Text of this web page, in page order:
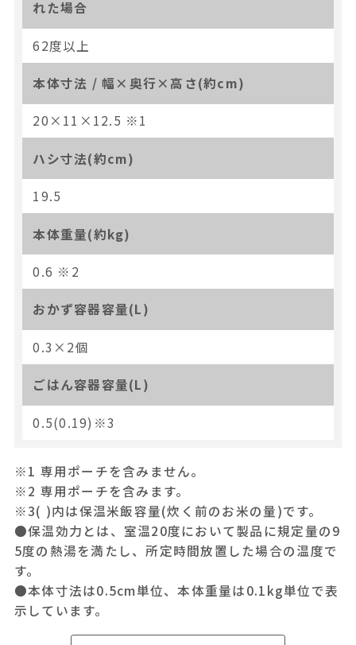
れた場合
62度以上
本体寸法 / 幅×奥行×高さ(約cm)
20×11×12.5 ※1
ハシ寸法(約cm)
19.5
本体重量(約kg)
0.6 ※2
おかず容器容量(L)
0.3×2個
ごはん容器容量(L)
0.5(0.19)※3
※1 専用ポーチを含みません。
※2 専用ポーチを含みます。
※3( )内は保温米飯容量(炊く前のお米の量)です。
●保温効力とは、室温20度において製品に規定量の9
5度の熱湯を満たし、所定時間放置した場合の温度で
す。
●本体寸法は0.5cm単位、本体重量は0.1kg単位で表
示しています。